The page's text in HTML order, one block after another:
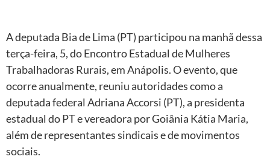
A deputada Bia de Lima (PT) participou na manhã dessa
terça-feira, 5, do Encontro Estadual de Mulheres
Trabalhadoras Rurais, em Anápolis. O evento, que
ocorre anualmente, reuniu autoridades como a
deputada federal Adriana Accorsi (PT), a presidenta
estadual do PT e vereadora por Goiânia Kátia Maria,
além de representantes sindicais e de movimentos
sociais.